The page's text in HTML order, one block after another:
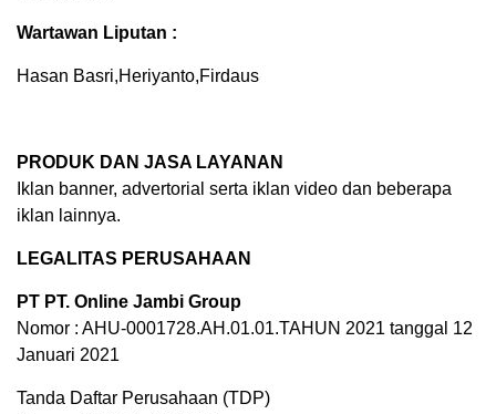
Wartawan Liputan :
Hasan Basri,Heriyanto,Firdaus
PRODUK DAN JASA LAYANAN
Iklan banner, advertorial serta iklan video dan beberapa
iklan lainnya.
LEGALITAS PERUSAHAAN
PT PT. Online Jambi Group
Nomor : AHU-0001728.AH.01.01.TAHUN 2021 tanggal 12
Januari 2021
Tanda Daftar Perusahaan (TDP)